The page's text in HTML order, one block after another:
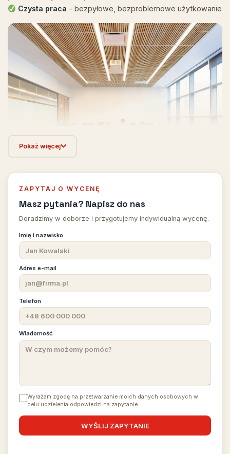
Czysta praca – bezpyłowe, bezproblemowe użytkowanie
Pokaż więcej
ZAPYTAJ O WYCENĘ
Masz pytania? Napisz do nas
Doradzimy w doborze i przygotujemy indywidualną wycenę.
Imię i nazwisko
Adres e-mail
Telefon
Wiadomość
Wyrażam zgodę na przetwarzanie moich danych osobowych w
celu udzielenia odpowiedzi na zapytanie.